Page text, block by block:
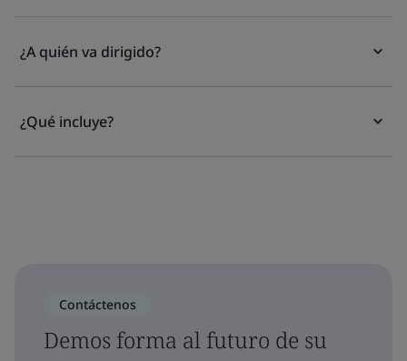
¿A quién va dirigido?
¿Qué incluye?
Contáctenos
Demos forma al futuro de su